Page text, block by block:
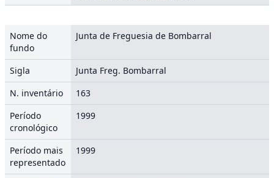
Nome do
fundo
Junta de Freguesia de Bombarral
Sigla
Junta Freg. Bombarral
N. inventário
163
Período
cronológico
1999
Período mais
representado
1999